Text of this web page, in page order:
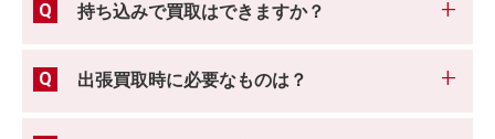
持ち込みで買取はできますか？
出張買取時に必要なものは？